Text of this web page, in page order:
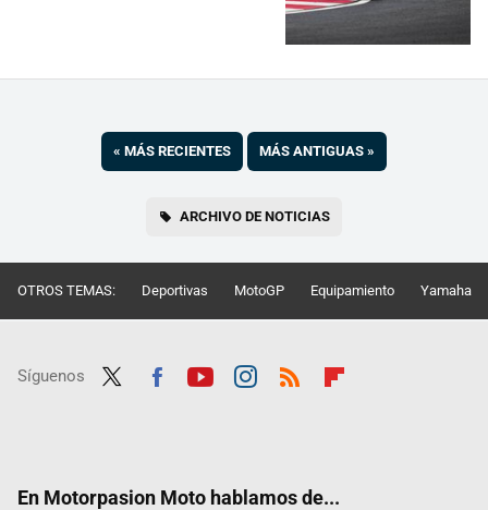
« MÁS RECIENTES MÁS ANTIGUAS »
ARCHIVO DE NOTICIAS
OTROS TEMAS: Deportivas MotoGP Equipamiento Yamaha
Síguenos
En Motorpasion Moto hablamos de...